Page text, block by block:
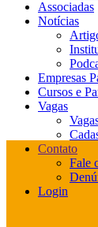
Associadas
Notícias
Empresas
Cursos e
Vagas
Contato
Fale
Login